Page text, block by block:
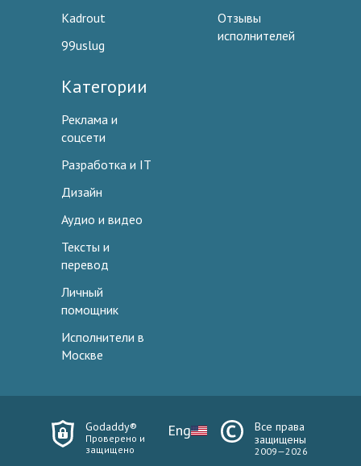
Kadrout
99uslug
Отзывы
исполнителей
Категории
Реклама и
соцсети
Разработка и IT
Дизайн
Аудио и видео
Тексты и
перевод
Личный
помощник
Исполнители в
Москве
Godaddy®
Проверено и
защищено
Eng
Все права
защищены
2009—2026